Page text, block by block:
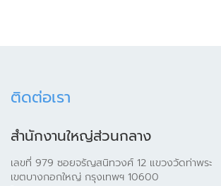
ติดต่อเรา
สำนักงานใหญ่ส่วนกลาง
เลขที่ 979 ซอยจรัญสนิทวงศ์ 12 แขวงวัดท่าพระ
เขตบางกอกใหญ่ กรุงเทพฯ 10600